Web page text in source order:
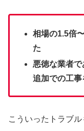
相場の1.5倍
た
悪徳な業者
追加での工
こういったトラブル